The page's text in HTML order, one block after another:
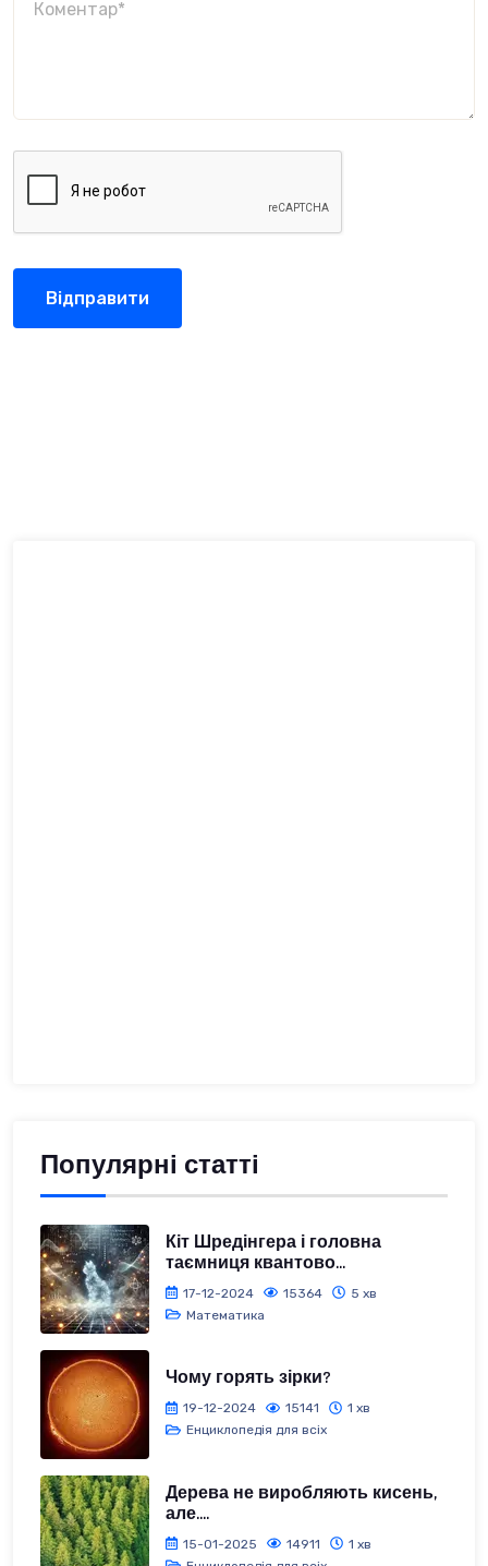
Відправити
Популярні статті
Кіт Шредінгера і головна
таємниця квантово...
17-12-2024 15364
5 хв
Математика
Чому горять зірки?
19-12-2024 15141
1 хв
Енциклопедія для всіх
Дерева не виробляють кисень,
але....
15-01-2025 14911
1 хв